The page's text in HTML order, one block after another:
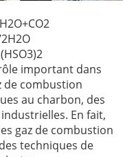
important dans
de combustion
au charbon, des
En fait,
gaz de combustion
techniques de